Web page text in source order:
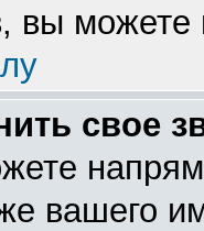
вы
свое
вашего